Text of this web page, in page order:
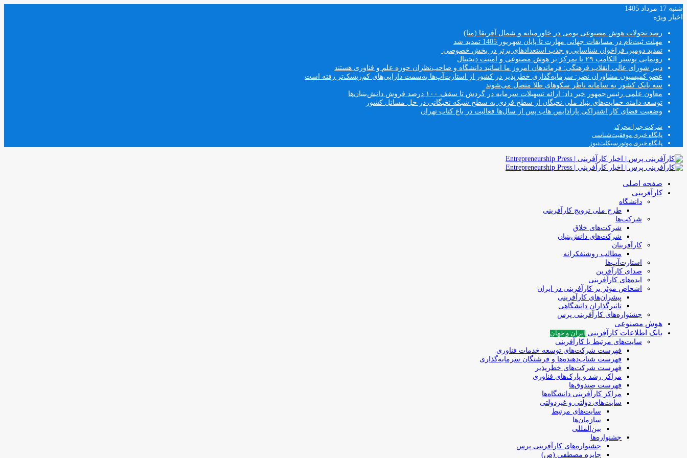
شنبه 17 مرداد 1405
اخبار ویژه
رصد تحولات هوش مصنوعی بومی در خاورمیانه و شمال آفریقا (منا)
مهلت ثبت‌نام در مسابقات جهانی مهارت تا پایان شهریور 1405 تمدید شد
تمدید دومین فراخوان شناسایی و جذب استعدادهای برتر در بخش خصوصی
رونمایی پوستر الکامپ ۲۹ با تمرکز بر هوش مصنوعی و امنیت دیجیتال
دبیر شورای عالی انقلاب فرهنگی: فرماندهان امروز ما اساتید دانشگاه و صاحب‌نظران حوزه علم و فناوری هستند
عضو کمیسیون مشاوران نصر: سرمایه‌گذاری خطرپذیر در کشور از استارت‌آپ‌ها به‌سمت دارایی‌های کم‌ریسک‌تر رفته است
سه بانک کشور به سامانه ناظر سکوهای طلا متصل می‌شوند
معاون علمی رئیس‌جمهور خبر داد: ارائه تسهیلات سرمایه در گردش تا سقف ۱۰۰ درصد فروش دانش‌بنیان‌ها
توسعه دامنه حمایت‌های بنیاد ملی نخبگان از سطح فردی به سطح شبکه نخبگانی در حل مسائل کشور
وضعیت فضای کار اشتراکی پارادایس هاب پس از سال‌ها فعالیت در باغ کتاب تهران
شرکت چترا محرک
پایگاه خبری موفقیت‌شناسی
پایگاه خبری موتورسیکلت‌نیوز
صفحه اصلی
کارآفرینی
دانشگاه
طرح ملی ترویج کارآفرینی
شرکت‌ها
شرکت‌های خلاق
شرکت‌های دانش‌بنیان
کارآفرینان
مطالب روشنفکرانه
استارت‌آپ‌ها
صدای کارآفرین
ایده‌های کارآفرینی
اشخاص موثر بر کارآفرینی در ایران
پیشران‌های کارآفرینی
تاثیرگذاران دانشگاهی
جشنواره‌های کارآفرینی‌ پرس
هوش مصنوعی
بانک اطلاعات کارآفرینی
ایران و جهان
سایت‌های مرتبط با کارآفرینی
فهرست شرکت‌های‌‌ توسعه‌ خدمات فناوری
فهرست شتاب‌دهنده‌ها‌ و فرشتگان‌ سرمایه‌گذاری
فهرست شرکت‌های خطرپذیر
مراکز رشد و پارک‌های فناوری
فهرست صندوق‌ها
مراکز کارآفرینی دانشگاه‌ها
سایت‌های دولتی و غیردولتی
سایت‌های مرتبط
سازمان‌ها
بین‌المللی
جشنواره‌ها
جشنواره‌های کارآفرینی‌ پرس
جایزه مصطفی (ص)